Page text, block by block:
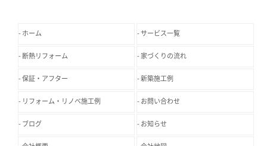
ホーム サービス一覧
断熱リフォーム 家づくりの流れ
保証・アフター 新築施工例
リフォーム・リノベ施工例 お問い合わせ
ブログ お知らせ